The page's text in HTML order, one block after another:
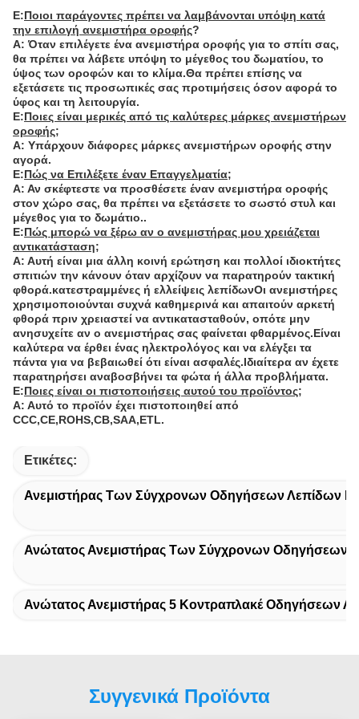
Ε:Ποιοι παράγοντες πρέπει να λαμβάνονται υπόψη κατά
την επιλογή ανεμιστήρα οροφής?
Α: Όταν επιλέγετε ένα ανεμιστήρα οροφής για το σπίτι σας,
θα πρέπει να λάβετε υπόψη το μέγεθος του δωματίου, το
ύψος των οροφών και το κλίμα.Θα πρέπει επίσης να
εξετάσετε τις προσωπικές σας προτιμήσεις όσον αφορά το
ύφος και τη λειτουργία.
Ε:Ποιες είναι μερικές από τις καλύτερες μάρκες ανεμιστήρων
οροφής;
Α: Υπάρχουν διάφορες μάρκες ανεμιστήρων οροφής στην
αγορά.
Ε:Πώς να Επιλέξετε έναν Επαγγελματία;
Α: Αν σκέφτεστε να προσθέσετε έναν ανεμιστήρα οροφής
στον χώρο σας, θα πρέπει να εξετάσετε το σωστό στυλ και
μέγεθος για το δωμάτιο..
Ε:Πώς μπορώ να ξέρω αν ο ανεμιστήρας μου χρειάζεται
αντικατάσταση;
Α: Αυτή είναι μια άλλη κοινή ερώτηση και πολλοί ιδιοκτήτες
σπιτιών την κάνουν όταν αρχίζουν να παρατηρούν τακτική
φθορά.κατεστραμμένες ή ελλείψεις λεπίδωνΟι ανεμιστήρες
χρησιμοποιούνται συχνά καθημερινά και απαιτούν αρκετή
φθορά πριν χρειαστεί να αντικατασταθούν, οπότε μην
ανησυχείτε αν ο ανεμιστήρας σας φαίνεται φθαρμένος.Είναι
καλύτερα να έρθει ένας ηλεκτρολόγος και να ελέγξει τα
πάντα για να βεβαιωθεί ότι είναι ασφαλές.Ιδιαίτερα αν έχετε
παρατηρήσει αναβοσβήνει τα φώτα ή άλλα προβλήματα.
Ε:Ποιες είναι οι πιστοποιήσεις αυτού του προϊόντος;
Α: Αυτό το προϊόν έχει πιστοποιηθεί από
CCC,CE,ROHS,CB,SAA,ETL.
Ετικέτες:
Ανεμιστήρας Των Σύγχρονων Οδηγήσεων Λεπίδων
Ανώτατος Ανεμιστήρας Των Σύγχρονων Οδηγήσεων
Ανώτατος Ανεμιστήρας 5 Κοντραπλακέ Οδηγήσεων
Συγγενικά Προϊόντα